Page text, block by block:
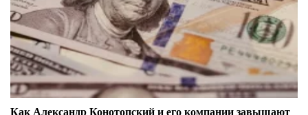
Как Александр Конотопский и его компании завышают